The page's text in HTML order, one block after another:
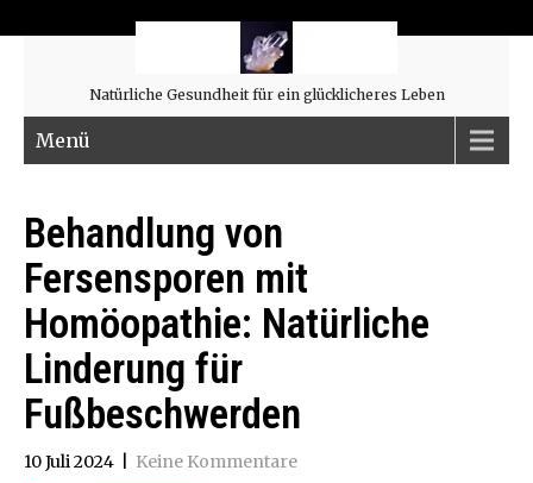
Natürliche Gesundheit für ein glücklicheres Leben
Menü
Behandlung von
Fersensporen mit
Homöopathie: Natürliche
Linderung für
Fußbeschwerden
10 Juli 2024 Keine Kommentare